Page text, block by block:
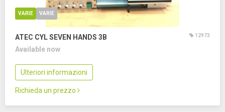
VARIE VARIE
ATEC CYL SEVEN HANDS 3B 12973
Available now
Ulteriori informazioni
Richieda un prezzo